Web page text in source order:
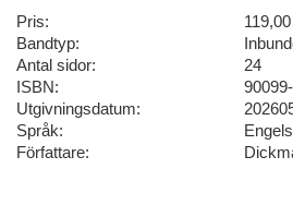
Pris:
Bandtyp:
Antal sidor:
24
ISBN:
Utgivningsdatum:
Språk:
Författare: